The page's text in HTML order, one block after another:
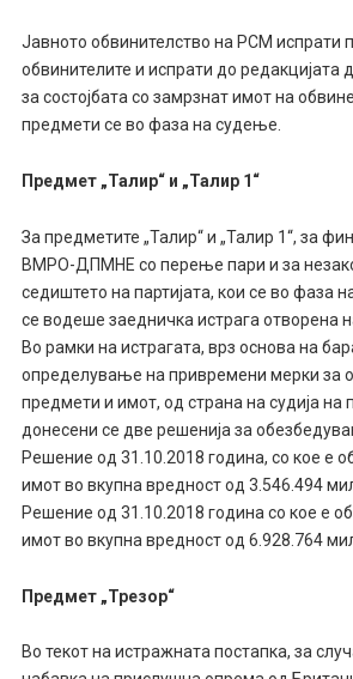
Јавното обвинителство на РСМ испрати
обвинителите и испрати до редакцијата
за состојбата со замрзнат имот на
предмети се во фаза на судење.
Предмет „Талир“ и „Талир 1“
За предметите „Талир“ и „Талир 1“, за
ВМРО-ДПМНЕ со перење пари и за
седиштето на партијата, кои се во фаза
се водеше заедничка истрага отворена
Во рамки на истрагата, врз основа на
определување на привремени мерки за
предмети и имот, од страна на судија на
донесени се две решенија за
Решение од 31.10.2018 година, со кое е
имот во вкупна вредност од 3.546.494
Решение од 31.10.2018 година со кое е
имот во вкупна вредност од 6.928.764
Предмет „Трезор“
Во текот на истражната постапка, за